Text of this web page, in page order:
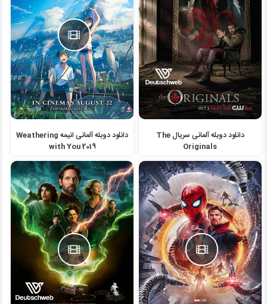
دانلود دوبله آلمانی سریال The
Originals
دانلود دوبله آلمانی انیمه Weathering
with You 2019